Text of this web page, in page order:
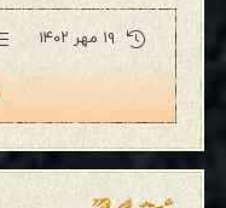
۱۹ مهر ۱۴۰۲